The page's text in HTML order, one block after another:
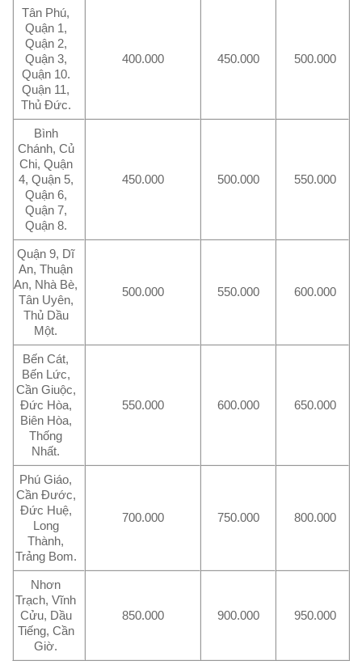
Tân Phú,
Quận 1,
Quận 2,
Quận 3,
Quận 10.
Quận 11,
Thủ Đức.
400.000 450.000 500.000
Bình
Chánh, Củ
Chi, Quận
4, Quận 5,
Quận 6,
Quận 7,
Quận 8.
450.000 500.000 550.000
Quận 9, Dĩ
An, Thuận
An, Nhà Bè,
Tân Uyên,
Thủ Dầu
Một.
500.000 550.000 600.000
Bến Cát,
Bến Lức,
Cần Giuộc,
Đức Hòa,
Biên Hòa,
Thống
Nhất.
550.000 600.000 650.000
Phú Giáo,
Cần Đước,
Đức Huệ,
Long
Thành,
Trảng Bom.
700.000 750.000 800.000
Nhơn
Trạch, Vĩnh
Cửu, Dầu
Tiếng, Cần
Giờ.
850.000 900.000 950.000